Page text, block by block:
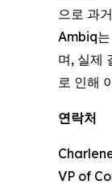
으로 과
Ambiq는
며, 실제
로 인해
연락처
VP of